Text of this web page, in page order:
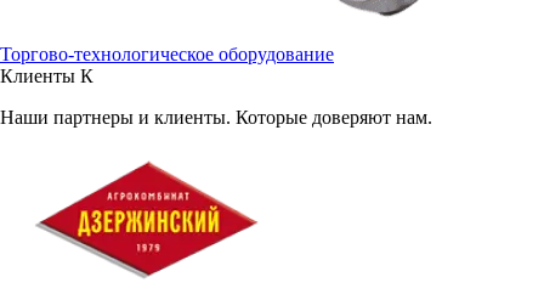
Торгово-технологическое оборудование
Клиенты К
Наши партнеры и клиенты. Которые доверяют нам.